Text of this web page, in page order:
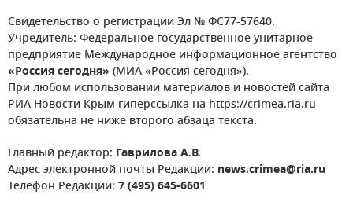
Свидетельство о регистрации Эл № ФС77-57640.
Учредитель: Федеральное государственное унитарное
предприятие Международное информационное агентство
«Россия сегодня» (МИА «Россия сегодня»).
При любом использовании материалов и новостей сайта
РИА Новости Крым гиперссылка на https://crimea.ria.ru
обязательна не ниже второго абзаца текста.
Главный редактор: Гаврилова А.В.
Адрес электронной почты Редакции: news.crimea@ria.ru
Телефон Редакции: 7 (495) 645-6601